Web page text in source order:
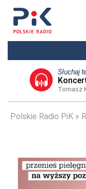
Słuchaj
Tomasz
Polskie Radio PiK